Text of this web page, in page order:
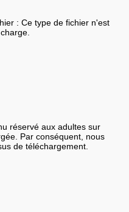
: Ce type de fichier n'est
réservé aux adultes sur
Par conséquent, nous
de téléchargement.